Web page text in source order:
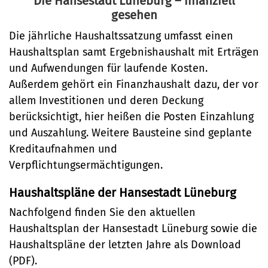
Bürgerservice
Bürgeramt
Online-Dienste
Rückrufformular
Sag's uns einfach
Klimaschutz und Umwelt
Klimaschutz
Klimaanpassung
Grünes Lüneburg
Umwelt
Nachhaltigkeit
Bauen und Mobilität
Stadtentwicklung
Straßen- und
Brückenbau
Denkmalschutz
Mobilität
Sanierungsgebiete
Kultur und Freizeit
Kulturhäuser und
Bibliotheken
Kulturreferat
Sport
Stadtarchiv
Gesellschaft, Soziales und
Bildung
Bildung
Soziales
Familie und Betreuung
Sicherheit und Ordnung
Ordnungsamt
Schiedsamt
gesehen
Die jährliche Haushaltssatzung umfasst einen
Haushaltsplan samt Ergebnishaushalt mit Erträgen
und Aufwendungen für laufende Kosten.
Außerdem gehört ein Finanzhaushalt dazu, der vor
allem Investitionen und deren Deckung
berücksichtigt, hier heißen die Posten Einzahlung
und Auszahlung. Weitere Bausteine sind geplante
Kreditaufnahmen und
Verpflichtungsermächtigungen.
Haushaltspläne der Hansestadt Lüneburg
Nachfolgend finden Sie den aktuellen
Haushaltsplan der Hansestadt Lüneburg sowie die
Haushaltspläne der letzten Jahre als Download
(PDF).